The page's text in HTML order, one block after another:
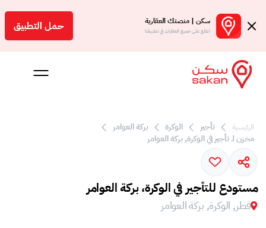
سكن | منصتك العقارية
اطلع على جميع العقارات في تطبيقنا حمل التطبيق
الرئيسية تأجير الوكرة
بركة العوامر‎
مخزن لـ تأجير في الوكرة, بركة العوامر‎
مستودع للتأجير في الوكرة، بركة العوامر‎
قطر, الوكرة, بركة العوامر‎